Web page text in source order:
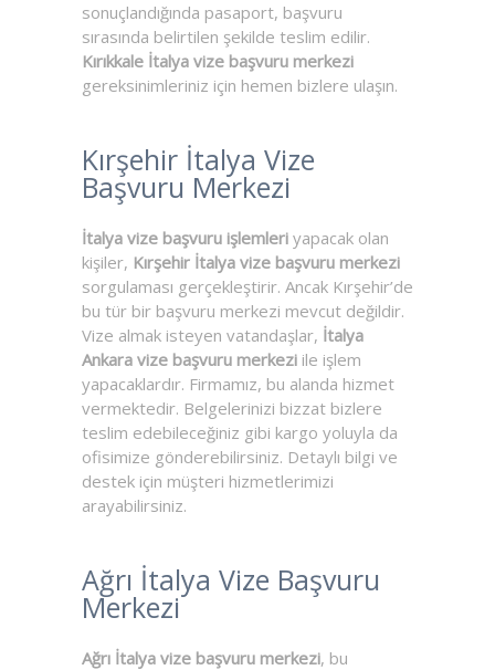
sonuçlandığında pasaport, başvuru
sırasında belirtilen şekilde teslim edilir.
Kırıkkale İtalya vize başvuru merkezi
gereksinimleriniz için hemen bizlere ulaşın.
Kırşehir İtalya Vize
Başvuru Merkezi
İtalya vize başvuru işlemleri yapacak olan
kişiler, Kırşehir İtalya vize başvuru merkezi
sorgulaması gerçekleştirir. Ancak Kırşehir’de
bu tür bir başvuru merkezi mevcut değildir.
Vize almak isteyen vatandaşlar, İtalya
Ankara vize başvuru merkezi ile işlem
yapacaklardır. Firmamız, bu alanda hizmet
vermektedir. Belgelerinizi bizzat bizlere
teslim edebileceğiniz gibi kargo yoluyla da
ofisimize gönderebilirsiniz. Detaylı bilgi ve
destek için müşteri hizmetlerimizi
arayabilirsiniz.
Ağrı İtalya Vize Başvuru
Merkezi
Ağrı İtalya vize başvuru merkezi, bu